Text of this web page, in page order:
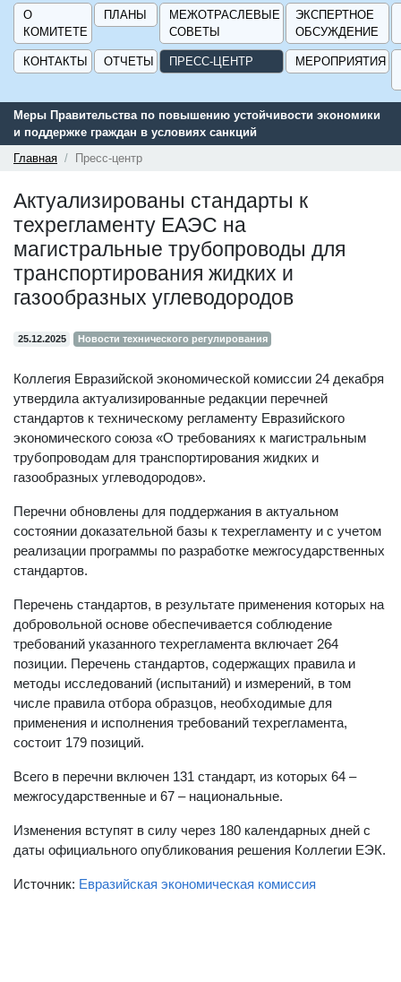
О
КОМИТЕТЕ
ПЛАНЫ
МЕЖОТРАСЛЕВЫЕ
СОВЕТЫ
ЭКСПЕРТНОЕ
ОБСУЖДЕНИЕ
КОНТАКТЫ ОТЧЕТЫ ПРЕСС-ЦЕНТР МЕРОПРИЯТИЯ
Меры Правительства по повышению устойчивости экономики
и поддержке граждан в условиях санкций
Главная
Пресс-центр
Актуализированы стандарты к
техрегламенту ЕАЭС на
магистральные трубопроводы для
транспортирования жидких и
газообразных углеводородов
25.12.2025 Новости технического регулирования
Коллегия Евразийской экономической комиссии 24 декабря
утвердила актуализированные редакции перечней
стандартов к техническому регламенту Евразийского
экономического союза «О требованиях к магистральным
трубопроводам для транспортирования жидких и
газообразных углеводородов».
Перечни обновлены для поддержания в актуальном
состоянии доказательной базы к техрегламенту и с учетом
реализации программы по разработке межгосударственных
стандартов.
Перечень стандартов, в результате применения которых на
добровольной основе обеспечивается соблюдение
требований указанного техрегламента включает 264
позиции. Перечень стандартов, содержащих правила и
методы исследований (испытаний) и измерений, в том
числе правила отбора образцов, необходимые для
применения и исполнения требований техрегламента,
состоит 179 позиций.
Всего в перечни включен 131 стандарт, из которых 64 –
межгосударственные и 67 – национальные.
Изменения вступят в силу через 180 календарных дней с
даты официального опубликования решения Коллегии ЕЭК.
Источник: Евразийская экономическая комиссия